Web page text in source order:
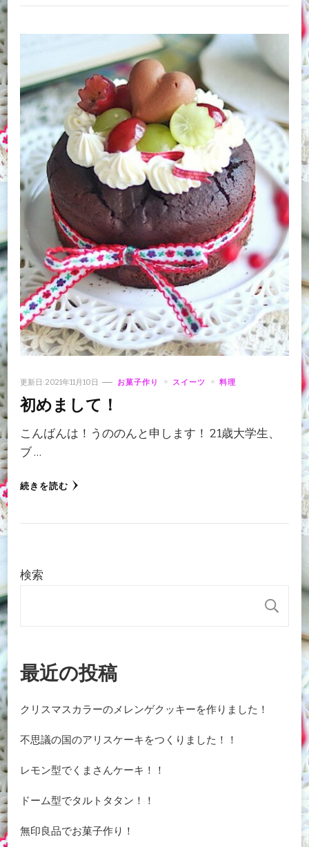
更新日:2021年11月10日 お菓子作り スイーツ 料理
初めまして！
こんばんは！うののんと申します！ 21歳大学生、
ブ …
続きを読む
検索
最近の投稿
クリスマスカラーのメレンゲクッキーを作りました！
不思議の国のアリスケーキをつくりました！！
レモン型でくまさんケーキ！！
ドーム型でタルトタタン！！
無印良品でお菓子作り！